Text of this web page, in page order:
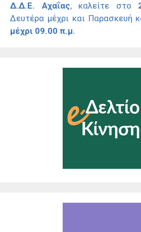
Δ.Δ.Ε. Αχαΐας, καλείτε στο
Δευτέρα μέχρι και Παρασκευή
μέχρι 09.00 π.μ.